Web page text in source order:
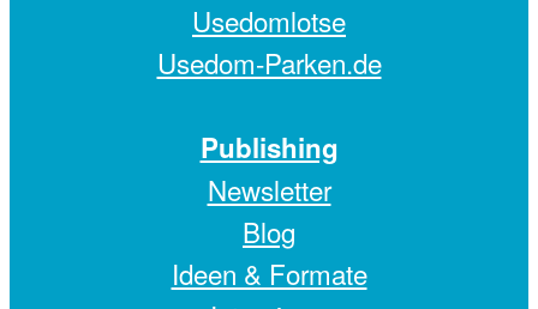
Usedomlotse
Usedom-Parken.de
Publishing
Newsletter
Blog
Ideen & Formate